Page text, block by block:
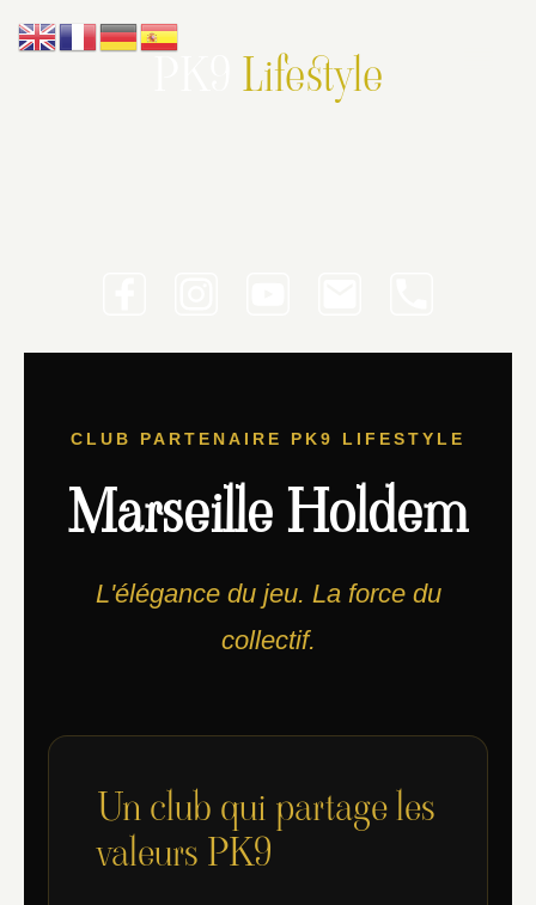
PK9 Lifestyle
CLUB PARTENAIRE PK9 LIFESTYLE
Marseille Holdem
L'élégance du jeu. La force du
collectif.
Un club qui partage les
valeurs PK9